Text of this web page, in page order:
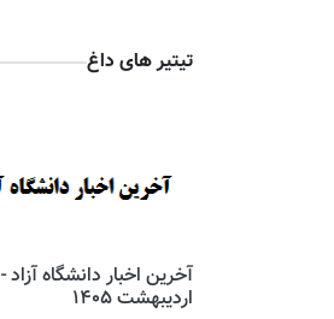
تیتیر های داغ
آخرین اخبار دانشگاه آزاد -
اردیبهشت 1405